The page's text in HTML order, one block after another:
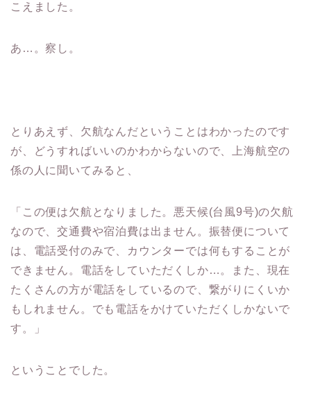
こえました。
あ…。察し。
とりあえず、欠航なんだということはわかったのです
が、どうすればいいのかわからないので、上海航空の
係の人に聞いてみると、
「この便は欠航となりました。悪天候(台風9号)の欠航
なので、交通費や宿泊費は出ません。振替便について
は、電話受付のみで、カウンターでは何もすることが
できません。電話をしていただくしか…。また、現在
たくさんの方が電話をしているので、繋がりにくいか
もしれません。でも電話をかけていただくしかないで
す。」
ということでした。